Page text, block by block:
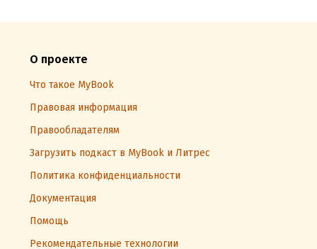
О проекте
Что такое MyBook
Правовая информация
Правообладателям
Загрузить подкаст в MyBook и Литрес
Политика конфиденциальности
Документация
Помощь
Рекомендательные технологии